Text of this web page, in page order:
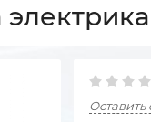
Оставить